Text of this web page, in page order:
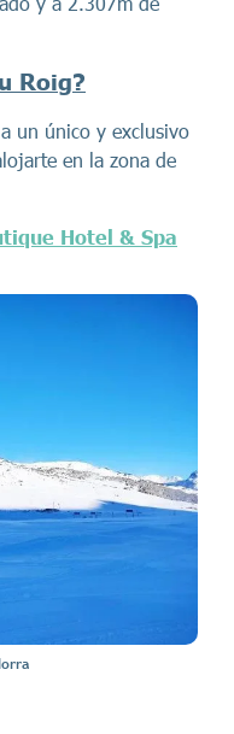
Roig?
un único y exclusivo
en la zona de
Hotel & Spa